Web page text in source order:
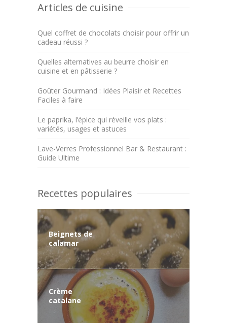
Articles de cuisine
Quel coffret de chocolats choisir pour offrir un
cadeau réussi ?
Quelles alternatives au beurre choisir en
cuisine et en pâtisserie ?
Goûter Gourmand : Idées Plaisir et Recettes
Faciles à faire
Le paprika, l’épice qui réveille vos plats :
variétés, usages et astuces
Lave-Verres Professionnel Bar & Restaurant :
Guide Ultime
Recettes populaires
Beignets de
calamar
Crème
catalane